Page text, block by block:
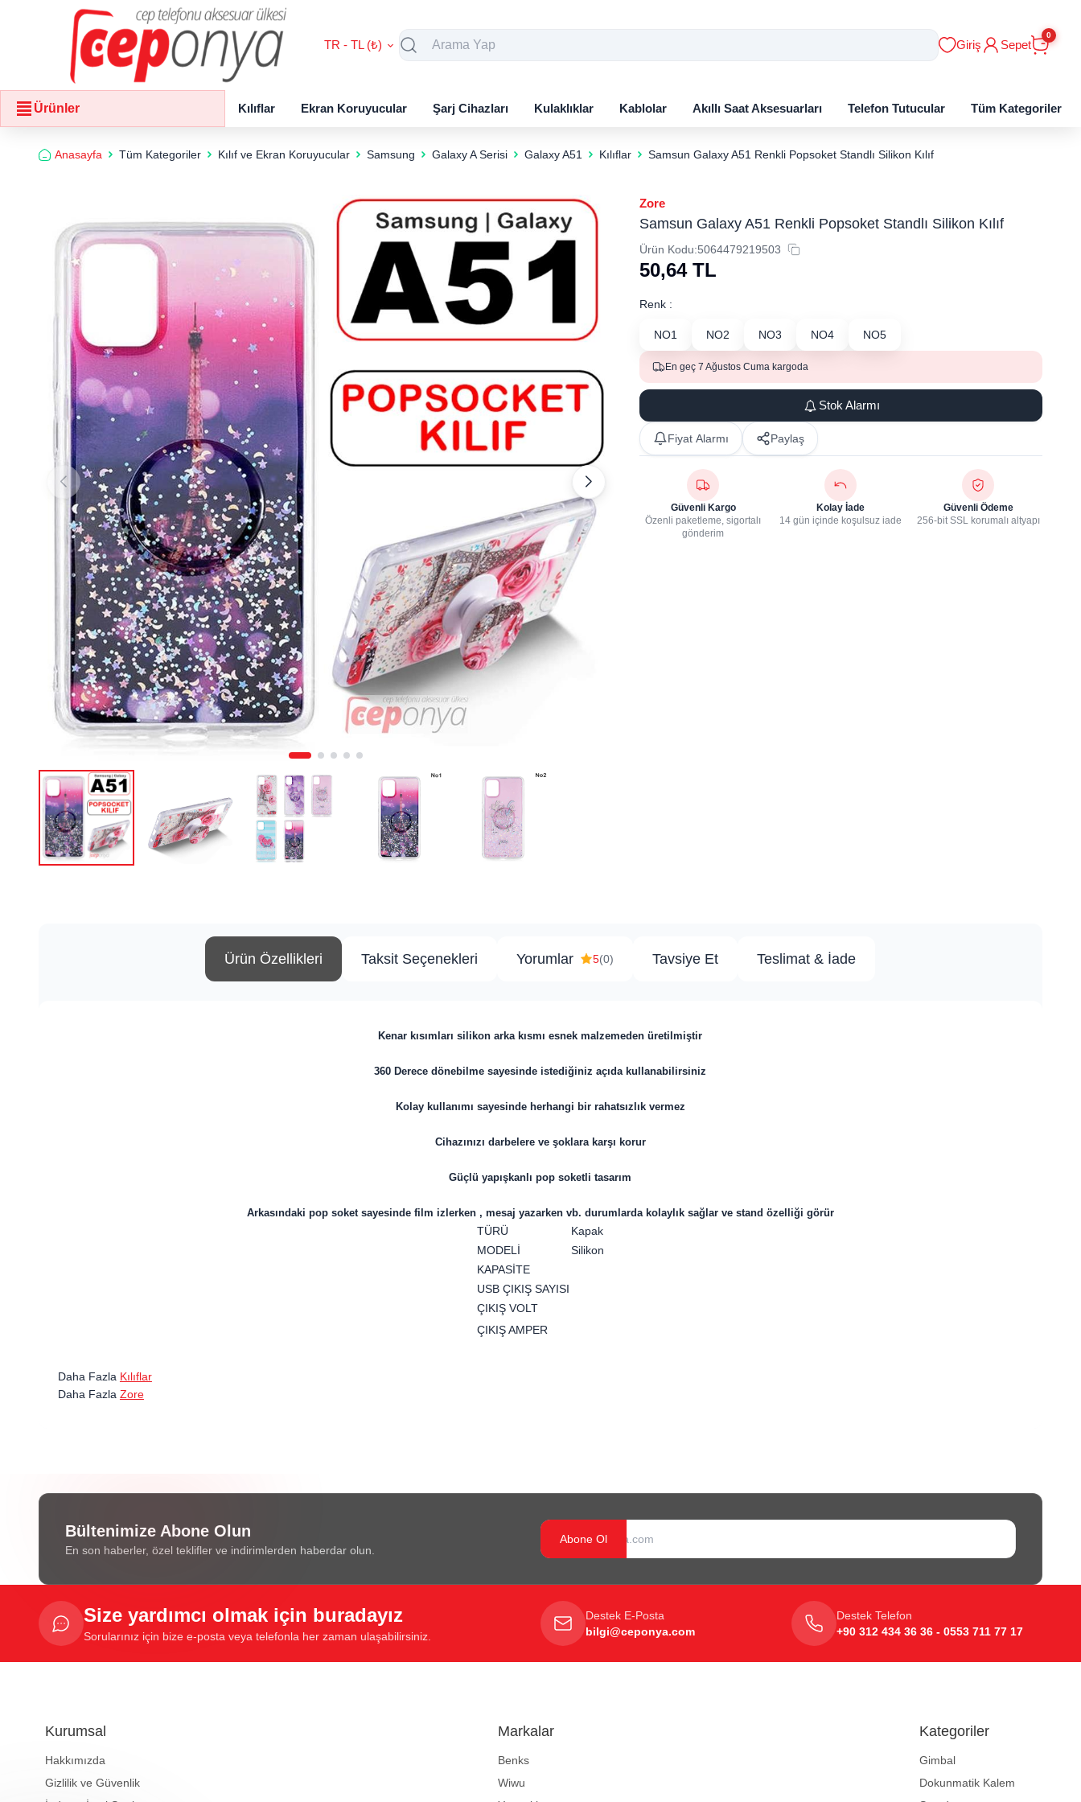
TR - TL (₺) Giriş Sepet
0
Ürünler Kılıflar Ekran Koruyucular Şarj Cihazları Kulaklıklar Kablolar Akıllı Saat Aksesuarları Telefon Tutucular Tüm Kategoriler
Anasayfa Tüm Kategoriler Kılıf ve Ekran Koruyucular Samsung Galaxy A Serisi Galaxy A51 Kılıflar Samsun Galaxy A51 Renkli Popsoket Standlı Silikon Kılıf
Zore
Samsun Galaxy A51 Renkli Popsoket Standlı Silikon Kılıf
Ürün Kodu:5064479219503
50,64 TL
Renk :
NO1 NO2 NO3 NO4 NO5
En geç 7 Ağustos Cuma kargoda
Stok Alarmı
Fiyat Alarmı Paylaş
Güvenli Kargo
Özenli paketleme, sigortalı
gönderim
Kolay İade
14 gün içinde koşulsuz iade
Güvenli Ödeme
256-bit SSL korumalı altyapı
Ürün Özellikleri Taksit Seçenekleri Yorumlar 5(0) Tavsiye Et Teslimat & İade
Kenar kısımları silikon arka kısmı esnek malzemeden üretilmiştir
360 Derece dönebilme sayesinde istediğiniz açıda kullanabilirsiniz
Kolay kullanımı sayesinde herhangi bir rahatsızlık vermez
Cihazınızı darbelere ve şoklara karşı korur
Güçlü yapışkanlı pop soketli tasarım
Arkasındaki pop soket sayesinde film izlerken , mesaj yazarken vb. durumlarda kolaylık sağlar ve stand özelliği görür
TÜRÜ
Kapak
MODELİ
Silikon
KAPASİTE
USB ÇIKIŞ SAYISI
ÇIKIŞ VOLT
ÇIKIŞ AMPER
Daha Fazla Kılıflar
Daha Fazla Zore
Bültenimize Abone Olun
En son haberler, özel teklifler ve indirimlerden haberdar olun.
Abone Ol
Size yardımcı olmak için buradayız
Sorularınız için bize e-posta veya telefonla her zaman ulaşabilirsiniz.
Destek E-Posta
bilgi@ceponya.com
Destek Telefon
+90 312 434 36 36 - 0553 711 77 17
Kurumsal
Hakkımızda
Gizlilik ve Güvenlik
Markalar
Benks
Wiwu
Kategoriler
Gimbal
Dokunmatik Kalem